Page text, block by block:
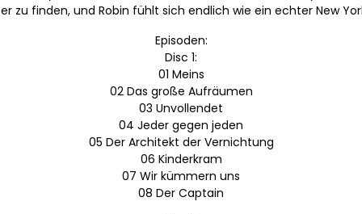
zu finden, und Robin fühlt sich endlich wie ein echter New
Episoden:
Disc 1:
01 Meins
02 Das große Aufräumen
03 Unvollendet
04 Jeder gegen jeden
05 Der Architekt der Vernichtung
06 Kinderkram
07 Wir kümmern uns
08 Der Captain